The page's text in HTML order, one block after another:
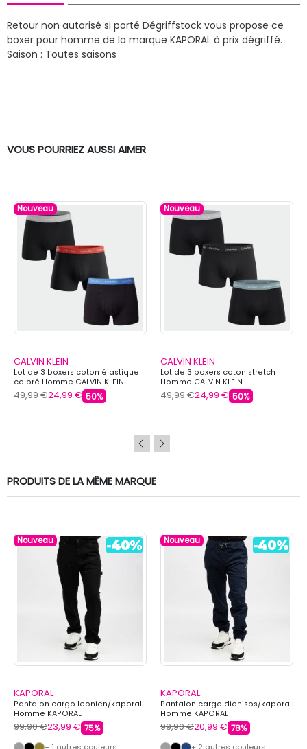
Retour non autorisé si porté Dégriffstock vous propose ce
boxer pour homme de la marque KAPORAL à prix dégriffé.
Saison : Toutes saisons
VOUS POURRIEZ AUSSI AIMER
Nouveau
CALVIN KLEIN
Lot de 3 boxers coton élastique
coloré Homme CALVIN KLEIN
49,99 €24,99 € 50%
Nouveau
CALVIN KLEIN
Lot de 3 boxers coton stretch
Homme CALVIN KLEIN
49,99 €24,99 € 50%
PRODUITS DE LA MÊME MARQUE
Nouveau
KAPORAL
Pantalon cargo leonien/kaporal
Homme KAPORAL
99,90 €23,99 € 75%
Nouveau
KAPORAL
Pantalon cargo dionisos/kaporal
Homme KAPORAL
99,90 €20,99 € 78%